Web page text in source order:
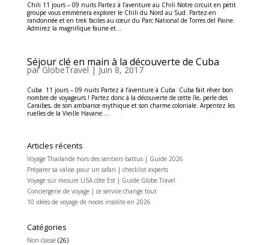
Chili 11 jours – 09 nuits Partez à l’aventure au Chili Notre circuit en petit
groupe vous emmènera explorer le Chili du Nord au Sud. Partez-en
randonnée et en trek faciles au cœur du Parc National de Torres del Paine.
Admirez la magnifique faune et...
Séjour clé en main à la découverte de Cuba
par GlobeTravel | Juin 8, 2017
Cuba 11 jours – 09 nuits Partez à l’aventure à Cuba Cuba fait rêver bon
nombre de voyageurs ! Partez donc à la découverte de cette île, perle des
Caraïbes, de son ambiance mythique et son charme coloniale. Arpentez les
ruelles de la Vieille Havane....
Articles récents
Voyage Thaïlande hors des sentiers battus | Guide 2026
Préparer sa valise pour un safari | checklist experts
Voyage sur mesure USA côte Est | Guide Globe Travel
Conciergerie de voyage | ce service change tout
10 idées de voyage de noces insolite en 2026
Catégories
Non classé(26)